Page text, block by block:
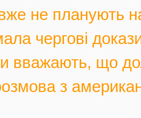
не планують
чергові
вважають, що
з